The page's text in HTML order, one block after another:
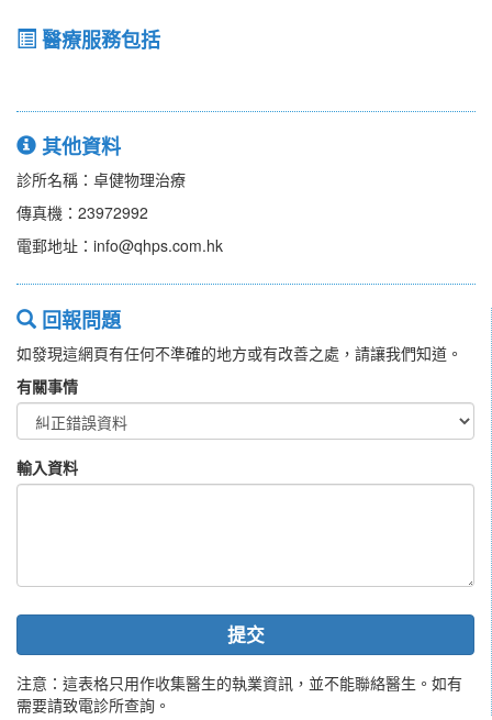
醫療服務包括
其他資料
診所名稱：卓健物理治療
傳真機：23972992
電郵地址：info@qhps.com.hk
回報問題
如發現這網頁有任何不準確的地方或有改善之處，請讓我們知道。
有關事情
輸入資料
提交
注意：這表格只用作收集醫生的執業資訊，並不能聯絡醫生。如有
需要請致電診所查詢。